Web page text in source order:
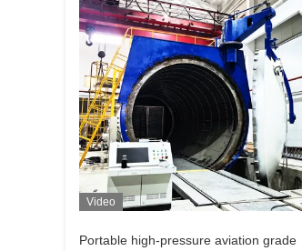
Video
Portable high-pressure aviation grade